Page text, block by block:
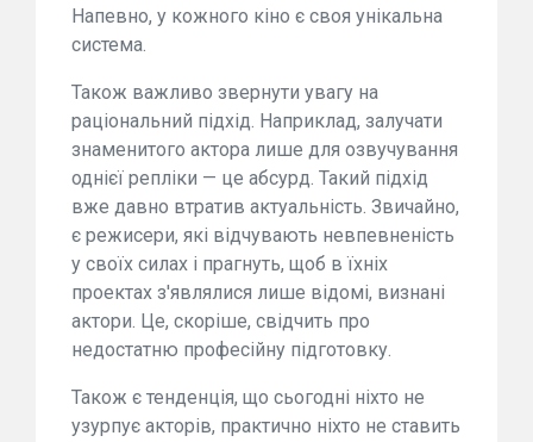
Напевно, у кожного кіно є своя унікальна
система.
Також важливо звернути увагу на
раціональний підхід. Наприклад, залучати
знаменитого актора лише для озвучування
однієї репліки — це абсурд. Такий підхід
вже давно втратив актуальність. Звичайно,
є режисери, які відчувають невпевненість
у своїх силах і прагнуть, щоб в їхніх
проектах з'являлися лише відомі, визнані
актори. Це, скоріше, свідчить про
недостатню професійну підготовку.
Також є тенденція, що сьогодні ніхто не
узурпує акторів, практично ніхто не ставить